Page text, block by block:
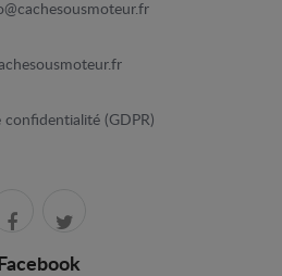
confidentialité (GDPR)
Facebook